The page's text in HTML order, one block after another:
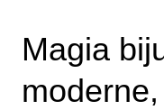
Magia